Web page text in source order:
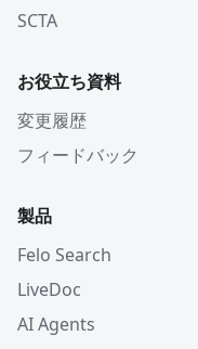
SCTA
お役立ち資料
変更履歴
フィードバック
製品
Felo Search
LiveDoc
AI Agents